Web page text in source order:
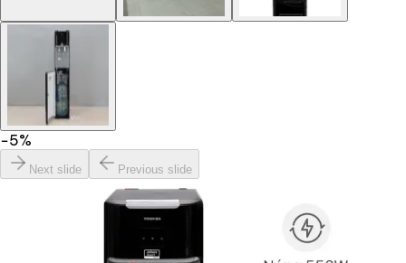
−5%
Next slide Previous slide